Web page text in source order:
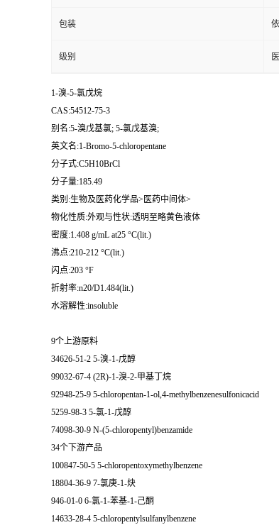
包装
级别
1-溴-5-氯戊烷
CAS:54512-75-3
别名:5-溴戊基氯; 5-氯戊基溴;
英文名:1-Bromo-5-chloropentane
分子式:C5H10BrCl
分子量:185.49
类别:生物及医药化学品>医药中间体>
物化性质:外观与性状:透明至略黄色液体
密度:1.408 g/mL at25 °C(lit.)
沸点:210-212 °C(lit.)
闪点:203 °F
折射率:n20/D1.484(lit.)
水溶解性:insoluble
9个上游原料
34626-51-2 5-溴-1-戊醇
99032-67-4 (2R)-1-溴-2-甲基丁烷
92948-25-9 5-chloropentan-1-ol,4-methylbenzenesulfonicacid
5259-98-3 5-氯-1-戊醇
74098-30-9 N-(5-chloropentyl)benzamide
34个下游产品
100847-50-5 5-chloropentoxymethylbenzene
18804-36-9 7-氯庚-1-炔
946-01-0 6-氯-1-苯基-1-己酮
14633-28-4 5-chloropentylsulfanylbenzene